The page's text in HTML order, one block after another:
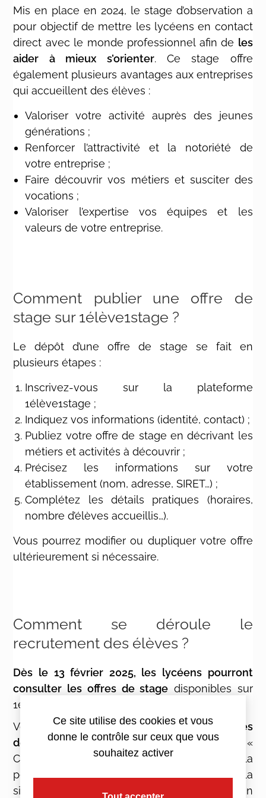
Mis en place en 2024, le stage d’observation a
pour objectif de mettre les lycéens en contact
direct avec le monde professionnel afin de les
aider à mieux s’orienter. Ce stage offre
également plusieurs avantages aux entreprises
qui accueillent des élèves :
Valoriser votre activité auprès des jeunes
générations ;
Renforcer l’attractivité et la notoriété de
votre entreprise ;
Faire découvrir vos métiers et susciter des
vocations ;
Valoriser l’expertise vos équipes et les
valeurs de votre entreprise.
Comment publier une offre de
stage sur 1élève1stage ?
Le dépôt d’une offre de stage se fait en
plusieurs étapes :
Inscrivez-vous sur la plateforme
1élève1stage ;
Indiquez vos informations (identité, contact) ;
Publiez votre offre de stage en décrivant les
métiers et activités à découvrir ;
Précisez les informations sur votre
établissement (nom, adresse, SIRET…) ;
Complétez les détails pratiques (horaires,
nombre d’élèves accueillis…).
Vous pourrez modifier ou dupliquer votre offre
ultérieurement si nécessaire.
Comment se déroule le
recrutement des élèves ?
Dès le 13 février 2025, les lycéens pourront
consulter les offres de stage disponibles sur
1élève1stage et y postuler.
Vous pourrez ensuitegérer les candidatures
depuis votre tableau de bord, sous l’onglet «
Candidatures ». Une fois l’élève sélectionné, la
période de stage sera officialisée par la
signature d’une convention de stage avec son
Ce site utilise des cookies et vous
donne le contrôle sur ceux que vous
souhaitez activer